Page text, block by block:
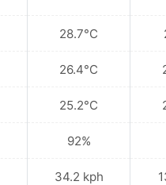
28.7°C
26.4°C
25.2°C
92%
34.2 kph